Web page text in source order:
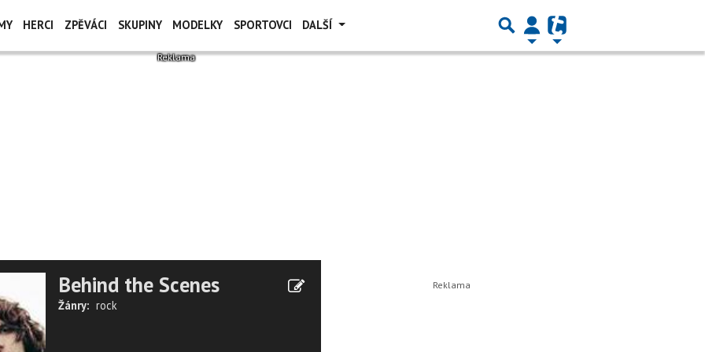
HERCI ZPĚVÁCI SKUPINY MODELKY SPORTOVCI DALŠÍ
Behind the Scenes
Žánry: rock